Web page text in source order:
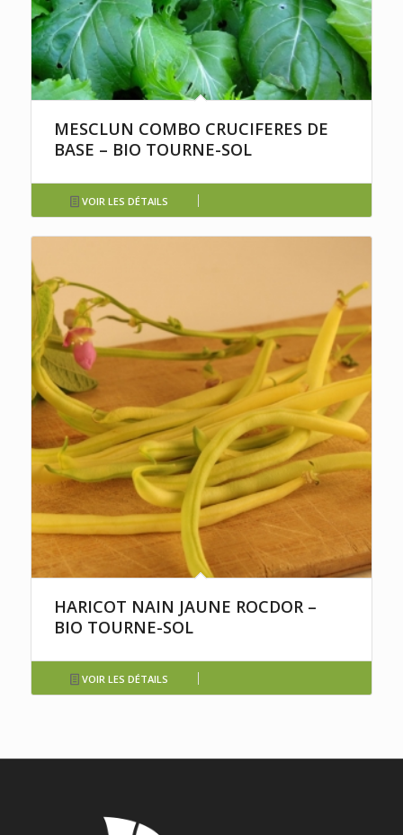
MESCLUN COMBO CRUCIFERES DE
BASE – BIO TOURNE-SOL
VOIR LES DÉTAILS
HARICOT NAIN JAUNE ROCDOR –
BIO TOURNE-SOL
VOIR LES DÉTAILS